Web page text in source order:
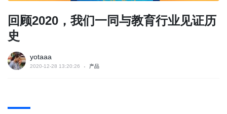
回顾2020，我们一同与教育行业见证历
史
yotaaa
2020-12-28 13:20:26 产品